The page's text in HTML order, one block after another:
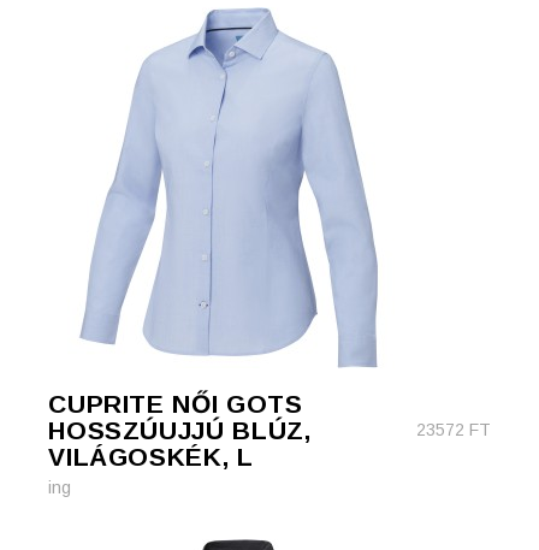
CUPRITE NŐI GOTS
HOSSZÚUJJÚ BLÚZ,
VILÁGOSKÉK, L
23572 FT
ing